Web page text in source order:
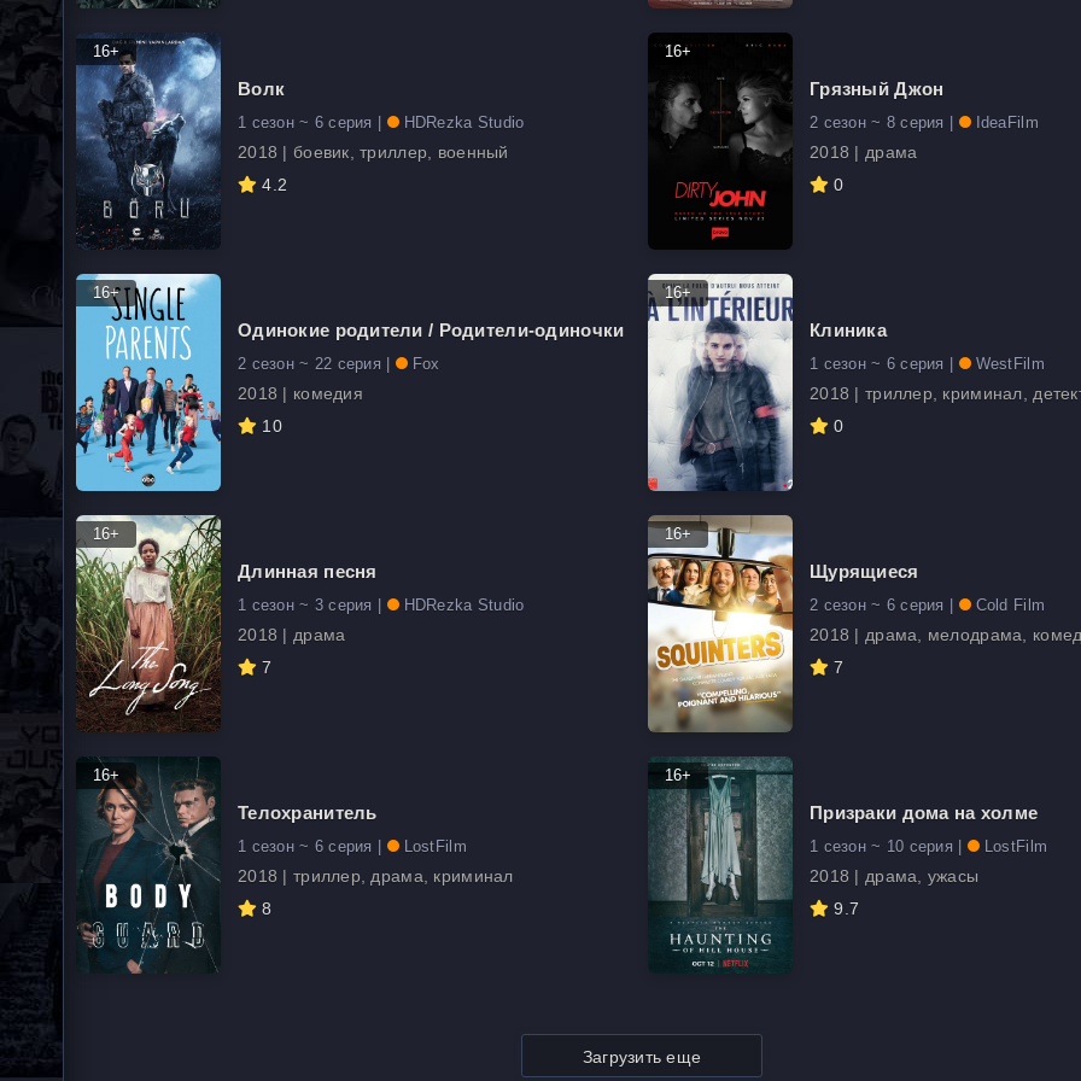
16+
Волк
1 сезон ~ 6 серия | HDRezka Studio
2018 | боевик, триллер, военный
4.2
16+
Грязный Джон
2 сезон ~ 8 серия | IdeaFilm
2018 | драма
0
16+
Одинокие родители / Родители-одиночки
2 сезон ~ 22 серия | Fox
2018 | комедия
10
16+
Клиника
1 сезон ~ 6 серия | WestFilm
2018 | триллер, криминал,
0
16+
Длинная песня
1 сезон ~ 3 серия | HDRezka Studio
2018 | драма
7
16+
Щурящиеся
2 сезон ~ 6 серия | Cold Film
2018 | драма, мелодрама,
7
16+
Телохранитель
1 сезон ~ 6 серия | LostFilm
2018 | триллер, драма, криминал
8
16+
Призраки дома на холме
1 сезон ~ 10 серия | LostFilm
2018 | драма, ужасы
9.7
Загрузить еще